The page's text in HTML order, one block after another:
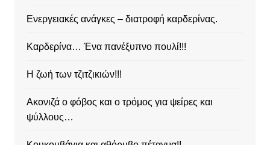
Ενεργειακές ανάγκες – διατροφή καρδερίνας.
Καρδερίνα… Ένα πανέξυπνο πουλί!!!
Η ζωή των τζιτζικιών!!!
Ακονιζά ο φόβος και ο τρόμος για ψείρες και
ψύλλους…